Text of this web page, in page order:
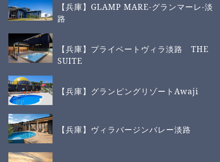
【兵庫】GLAMP MARE-グランマーレ-淡
路
【兵庫】プライベートヴィラ淡路 THE
SUITE
【兵庫】グランピングリゾートAwaji
【兵庫】ヴィラバージンバレー淡路